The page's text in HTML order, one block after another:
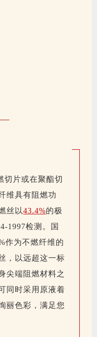
切片或在聚酯切
维具有阻燃功
丝以43.4%的极
1997检测。国
作为不燃纤维的
，以远超这一标
尖端阻燃材料之
同时采用原液着
丽色彩，满足您